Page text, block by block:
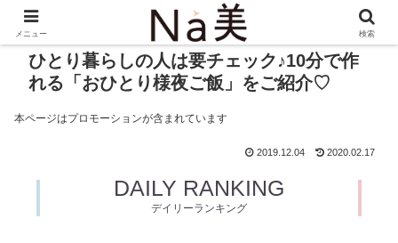
ひとり暮らしの人は要チェック♪10分で作
れる「おひとり様夜ご飯」をご紹介♡
本ページはプロモーションが含まれています
2019.12.04 2020.02.17
DAILY RANKING
デイリーランキング
メニュー 検索